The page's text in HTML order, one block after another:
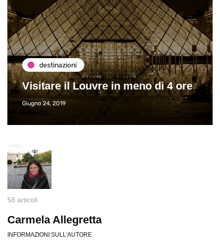
destinazioni
Visitare il Louvre in meno di 4 ore
Giugno 24, 2019
58 articoli
Carmela Allegretta
INFORMAZIONI SULL'AUTORE